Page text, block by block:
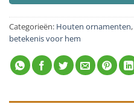
Categorieën: Houten ornamenten,
betekenis voor hem